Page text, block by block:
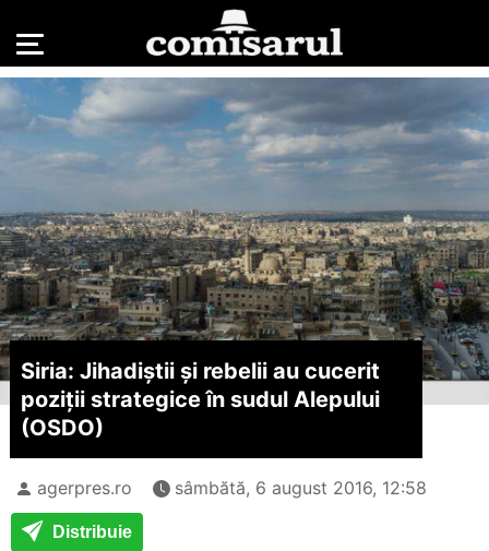
Siria: Jihadiștii și rebelii au cucerit
poziții strategice în sudul Alepului
(OSDO)
agerpres.ro sâmbătă, 6 august 2016, 12:58
Distribuie